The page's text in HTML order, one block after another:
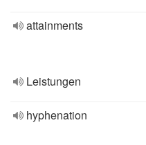
attainments
Leistungen
hyphenation